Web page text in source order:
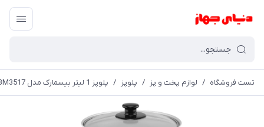
تست فروشگاه / لوازم پخت و پز / پلوپز / پلوپز 1 ليتر بیسمارک مدل BM3517